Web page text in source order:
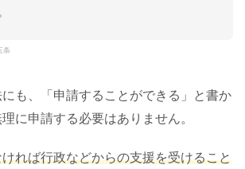
条
も、「申請することができる」と書か
に申請する必要はありません。
れば行政などからの支援を受けること